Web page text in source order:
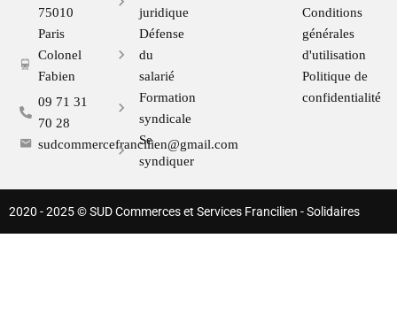
75010
Paris
Colonel
Fabien
09 71 31
70 28
sudcommercefrancilien@gmail.com
juridique
Défense
du
salarié
Formation
syndicale
Se
syndiquer
Conditions
générales
d'utilisation
Politique de
confidentialité
2020 - 2025 © SUD Commerces et Services Francilien - Solidaires